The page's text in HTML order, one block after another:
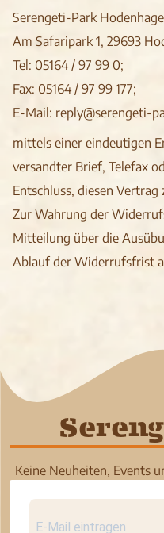
Serengeti-Park
Am Safaripark 1, 29693
Tel: 05164 / 97 99 0;
Fax: 05164 / 97 99 177;
E-Mail: reply@serengeti-
mittels einer eindeutigen
versandter Brief, Telefax
Entschluss, diesen
Zur Wahrung der
Mitteilung über die
Ablauf der Widerrufsfrist
Keine Neuheiten, Events